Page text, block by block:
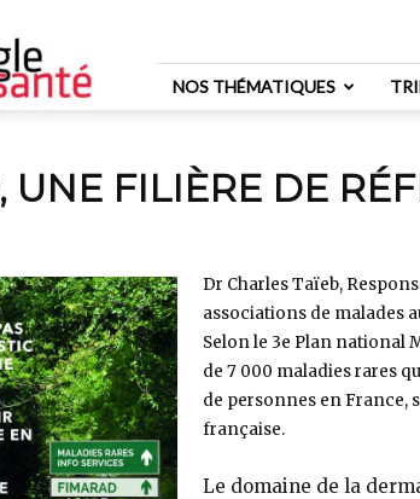
NOS THÉMATIQUES
UNE FILIÈRE DE
Dr Charles Taïeb,
associations de malades
Selon le 3e Plan national
de 7 000 maladies rares
de personnes en France,
française.
Le domaine de la